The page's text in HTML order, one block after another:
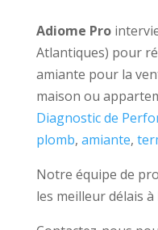
Adiome Pro
Atlantiques) pour
amiante pour la
maison ou
Diagnostic de
plomb, amiante,
Notre équipe de
les meilleur délais à